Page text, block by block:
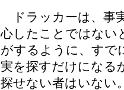
ドラッカーは、事
心したことではない
がするように、すで
実を探すだけになる
探せない者はいない